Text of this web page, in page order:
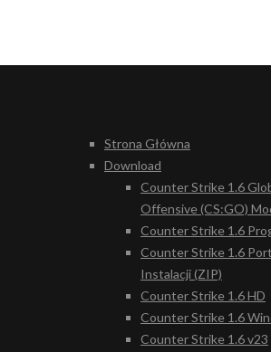
Strona Główna
Download
Counter Strike 1.6
Offensive (CS:GO)
Counter Strike 1.6
Counter Strike 1.6
Instalacji (ZIP)
Counter Strike 1.6 HD
Counter Strike 1.6
Counter Strike 1.6 v23